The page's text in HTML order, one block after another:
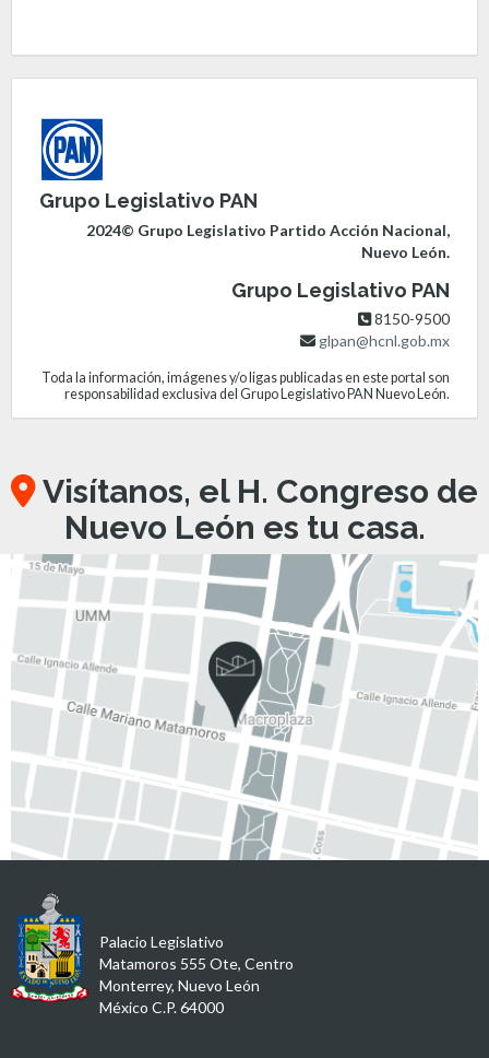
Grupo Legislativo PAN
2024© Grupo Legislativo Partido Acción Nacional,
Nuevo León.
Grupo Legislativo PAN
8150-9500
glpan@hcnl.gob.mx
Toda la información, imágenes y/o ligas publicadas en este portal son
responsabilidad exclusiva del Grupo Legislativo PAN Nuevo León.
Visítanos, el H. Congreso de
Nuevo León es tu casa.
Palacio Legislativo
Matamoros 555 Ote, Centro
Monterrey, Nuevo León
México C.P. 64000